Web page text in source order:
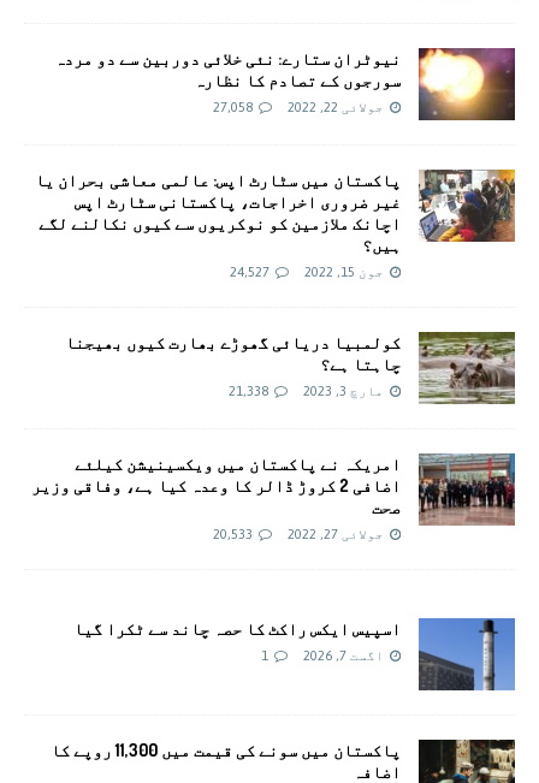
نیوٹران ستارے: نئی خلائی دوربین سے دو مردہ
سورجوں کے تصادم کا نظارہ
جولائی 22, 2022 27,058
پاکستان میں سٹارٹ اپس: عالمی معاشی بحران یا
غیر ضروری اخراجات، پاکستانی سٹارٹ اپس
اچانک ملازمین کو نوکریوں سے کیوں نکالنے لگے
ہیں؟
جون 15, 2022 24,527
کولمبیا دریائی گھوڑے بھارت کیوں بھیجنا
چاہتا ہے؟
مارچ 3, 2023 21,338
امريکہ نے پاکستان میں ویکسینیشن کیلئے
اضافی 2 کروڑ ڈالر کا وعدہ کیا ہے، وفاقی وزیر
صحت
جولائی 27, 2022 20,533
اسپیس ایکس راکٹ کا حصہ چاند سے ٹکرا گیا
اگست 7, 2026 1
پاکستان میں سونے کی قیمت میں 11,300 روپے کا
اضافہ